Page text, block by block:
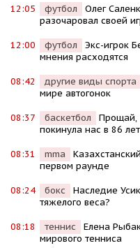
12:05 футбол
Олег
разочаровал своей
12:00 футбол
Экс-игрок
мнения расходятся
08:42 другие виды спорта
мире автогонок
08:37 баскетбол
Прощай,
покинула нас в 86 лет
08:31 mma
первом раунде
08:24 бокс
Наследие
тяжелого веса?
08:18 теннис
Елена
мирового тенниса